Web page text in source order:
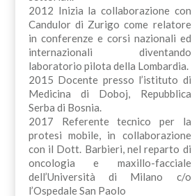
2012 Inizia la collaborazione con
Candulor di Zurigo come relatore
in conferenze e corsi nazionali ed
internazionali diventando
laboratorio pilota della Lombardia.
2015 Docente presso l’istituto di
Medicina di Doboj, Repubblica
Serba di Bosnia.
2017 Referente tecnico per la
protesi mobile, in collaborazione
con il Dott. Barbieri, nel reparto di
oncologia e maxillo-facciale
dell’Università di Milano c/o
l’Ospedale San Paolo